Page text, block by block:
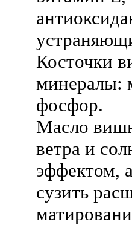
Косточки
минералы:
фосфор.
Масло
ветра и
эффектом,
сузить